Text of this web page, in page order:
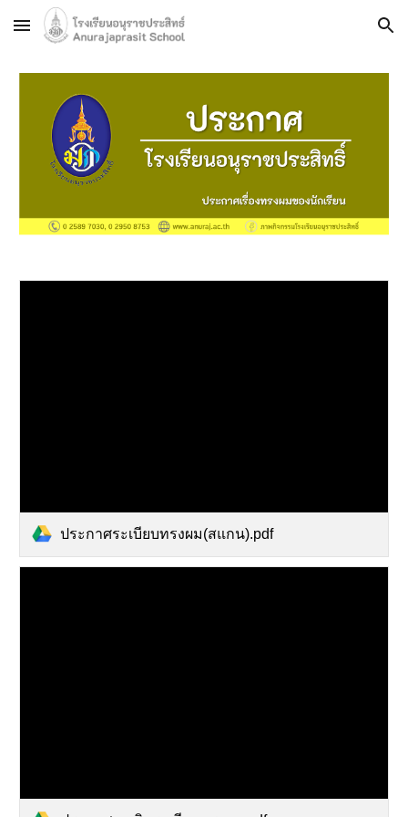
Skip to main content Skip to navigation
ประกาศระเบียบทรงผม(สแกน).pdf